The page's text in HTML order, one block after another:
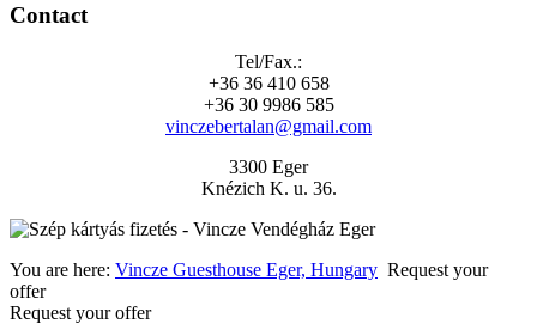
Contact
Tel/Fax.:
+36 36 410 658
+36 30 9986 585
vinczebertalan@gmail.com
3300 Eger
Knézich K. u. 36.
You are here: Vincze Guesthouse Eger, Hungary Request your
offer
Request your offer